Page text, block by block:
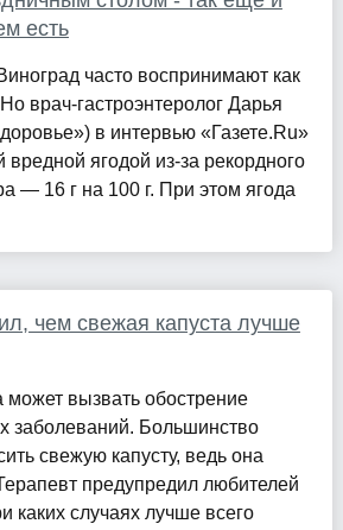
есть
часто воспринимают как
врач-гастроэнтеролог Дарья
в интервью «Газете.Ru»
вредной ягодой из‑за рекордного
— 16 г на 100 г. При этом ягода
чем свежая капуста лучше
может вызвать обострение
заболеваний. Большинство
свежую капусту, ведь она
предупредил любителей
каких случаях лучше всего